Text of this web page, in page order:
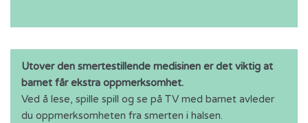
Utover den smertestillende medisinen er det viktig at
barnet får ekstra oppmerksomhet.
Ved å lese, spille spill og se på TV med barnet avleder
du oppmerksomheten fra smerten i halsen.